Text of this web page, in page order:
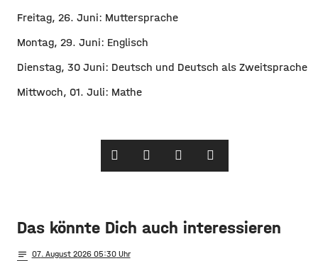
Freitag, 26. Juni: Muttersprache
Montag, 29. Juni: Englisch
Dienstag, 30 Juni: Deutsch und Deutsch als Zweitsprache
Mittwoch, 01. Juli: Mathe
Das könnte Dich auch interessieren
notes 07. August 2026 05:30